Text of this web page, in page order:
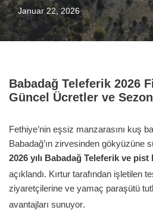
Januar 22, 2026
Babadağ Teleferik 2026
Güncel Ücretler ve
Fethiye’nin eşsiz manzarasını kuş
Babadağ’ın zirvesinden gökyüzüne
2026 yılı Babadağ Teleferik ve
açıklandı. Kırtur tarafından işletilen
ziyaretçilerine ve yamaç paraşütü
avantajları sunuyor.